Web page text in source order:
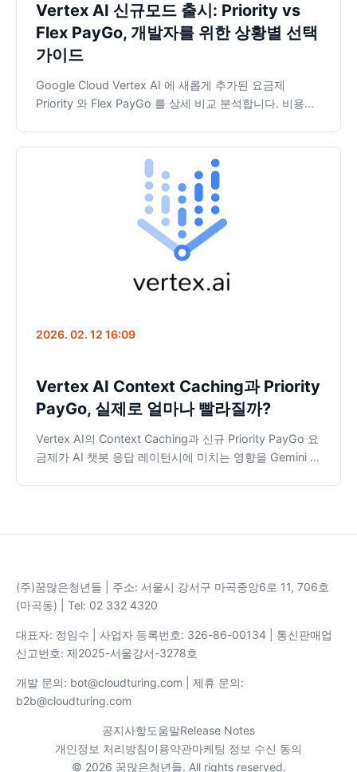
Vertex AI 신규모드 출시: Priority vs
Flex PayGo, 개발자를 위한 상황별 선택
가이드
Google Cloud Vertex AI 에 새롭게 추가된 요금제
Priority 와 Flex PayGo 를 상세 비교 분석합니다. 비용을
적의 옵션을 선택할 수 있도록 벤치마크 결과와 실무 인사
2026. 02. 12 16:09
Vertex AI Context Caching과 Priority
PayGo, 실제로 얼마나 빨라질까?
Vertex AI의 Context Caching과 신규 Priority PayGo 요
금제가 AI 챗봇 응답 레이턴시에 미치는 영향을 Gemini 3
(주)꿈많은청년들 | 주소: 서울시 강서구 마곡중앙6로 11, 706호
(마곡동) | Tel: 02 332 4320
대표자: 정임수 | 사업자 등록번호: 326-86-00134 | 통신판매업
신고번호: 제2025-서울강서-3278호
개발 문의: bot@cloudturing.com | 제휴 문의:
b2b@cloudturing.com
공지사항도움말Release Notes
개인정보 처리방침이용약관마케팅 정보 수신 동의
© 2026 꿈많은청년들. All rights reserved.